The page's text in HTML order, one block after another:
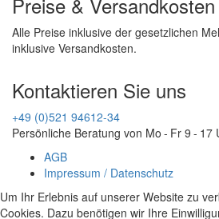
Alle Preise inklusive der gesetzlichen
inklusive Versandkosten.
Kontaktieren Sie uns
+49 (0)521 94612-34
Persönliche Beratung von Mo - Fr 9 - 17
AGB
Impressum / Datenschutz
Um Ihr Erlebnis auf unserer Website zu
Cookies. Dazu benötigen wir Ihre